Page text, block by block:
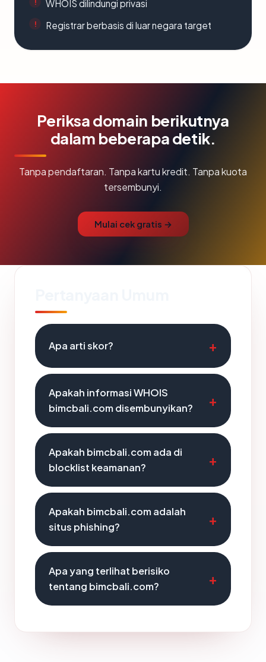
WHOIS dilindungi privasi
Registrar berbasis di luar negara target
Periksa domain berikutnya
dalam beberapa detik.
Tanpa pendaftaran. Tanpa kartu kredit. Tanpa kuota
tersembunyi.
Mulai cek gratis →
Apa arti skor?
Apakah informasi WHOIS
bimcbali.com disembunyikan?
Apakah bimcbali.com ada di
blocklist keamanan?
Apakah bimcbali.com adalah
situs phishing?
Apa yang terlihat berisiko
tentang bimcbali.com?